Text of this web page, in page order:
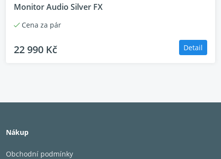
Monitor Audio Silver FX
Cena za pár
22 990 Kč Detail
Nákup
Obchodní podmínky